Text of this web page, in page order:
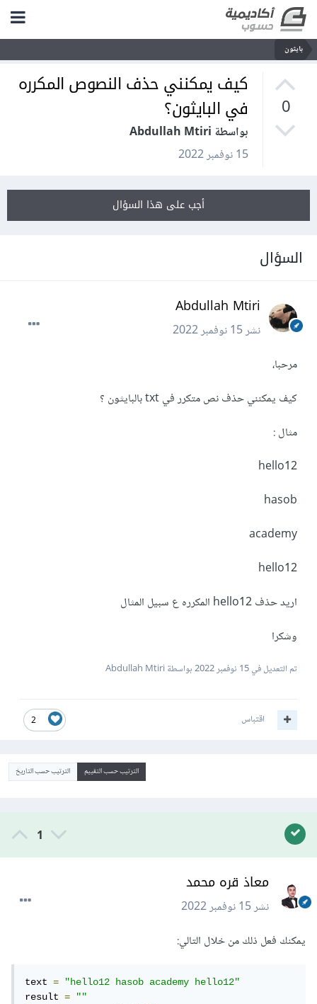
بايثون
0
كيف يمكنني حذف النصوص المكرره
في البايثون؟
بواسطة Abdullah Mtiri
15 نوفمبر 2022
أجب على هذا السؤال
السؤال
Abdullah Mtiri
نشر15 نوفمبر 2022
مرحبا،
كيف يمكنني حذف نص متكرر في txt بالبايثون ؟
مثال :
hello12
hasob
academy
hello12
اريد حذف hello12 المكرره ع سبيل المثال
وشكرا
تم التعديل في15 نوفمبر 2022 بواسطة Abdullah Mtiri
2 اقتباس
الترتيب حسب التقييم الترتيب حسب التاريخ
1
معاذ قره محمد
نشر15 نوفمبر 2022
يمكنك فعل ذلك من خلال التالي:
text =
"hello12 hasob academy hello12"
result =
""